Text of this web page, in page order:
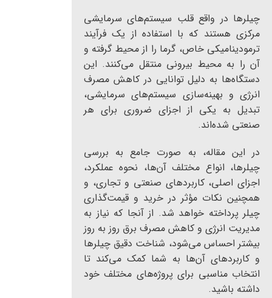
چیلرها در واقع قلب سیستم‌های سرمایشی
مرکزی هستند که با استفاده از یک فرآیند
ترمودینامیکی خاص، گرما را از محیط گرفته و
آن را به محیط بیرونی منتقل می‌کنند. این
دستگاه‌ها به دلیل توانایی در کاهش مصرف
انرژی و بهینه‌سازی سیستم‌های سرمایشی،
تبدیل به یکی از اجزای ضروری برای هر
صنعتی شده‌اند.
در این مقاله، به صورت جامع به بررسی
چیلرها، انواع مختلف آن‌ها، نحوه عملکرد،
اجزای اصلی، کاربردهای صنعتی و تجاری، و
همچنین نکات مؤثر در خرید و قیمت‌گذاری
چیلر پرداخته خواهد شد. از آنجا که نیاز به
مدیریت انرژی و کاهش مصرف برق روز به روز
بیشتر احساس می‌شود، شناخت دقیق چیلرها
و کاربردهای آن‌ها به شما کمک می‌کند تا
انتخاب مناسبی برای پروژه‌های مختلف خود
داشته باشید.